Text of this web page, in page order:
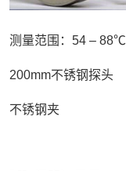
测量范围：54 – 88℃
200mm不锈钢探头
不锈钢夹